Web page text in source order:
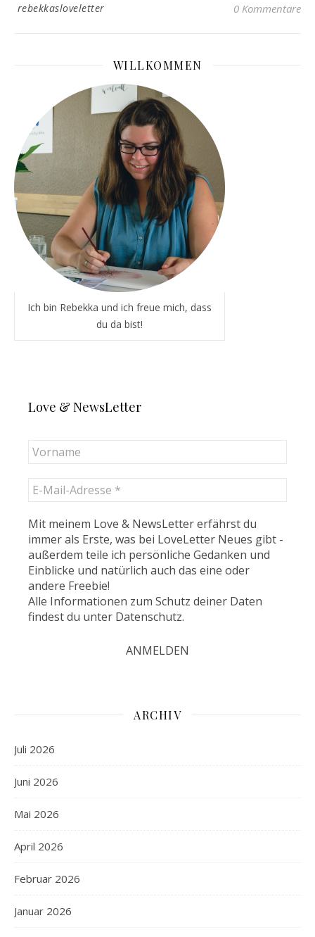
rebekkasloveletter 0 Kommentare
WILLKOMMEN
Ich bin Rebekka und ich freue mich, dass
du da bist!
Love & NewsLetter
Mit meinem Love & NewsLetter erfährst du
immer als Erste, was bei LoveLetter Neues gibt -
außerdem teile ich persönliche Gedanken und
Einblicke und natürlich auch das eine oder
andere Freebie!
Alle Informationen zum Schutz deiner Daten
findest du unter Datenschutz.
ARCHIV
Juli 2026
Juni 2026
Mai 2026
April 2026
Februar 2026
Januar 2026